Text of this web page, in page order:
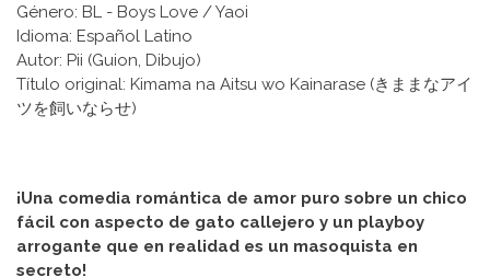
Género: BL - Boys Love / Yaoi
Idioma: Español Latino
Autor: Pii (Guion, Dibujo)
Título original: Kimama na Aitsu wo Kainarase (きままなアイ
ツを飼いならせ)
¡Una comedia romántica de amor puro sobre un chico
fácil con aspecto de gato callejero y un playboy
arrogante que en realidad es un masoquista en
secreto!